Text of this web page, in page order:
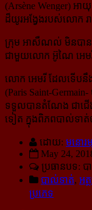
(Arsène Wenger) អា
ដ៏យូរអង្វែងរបស់លោក រ
ក្រុម អាសឺណល់ មិនបានប
ជាមួយលោក អ៊ូណៃ អេម
លោក អេមរី ដែលទើបនឹ
(Paris Saint-Germain-
ទទួលបានតំណែង ជាជើ
ទៀត ក្នុងពិភពបាល់ទាត់
ដោយ: មនោរ
May 24,
ប្រធានបទ: ប
បាល់ទាត់, អត្
ប្រភេទ